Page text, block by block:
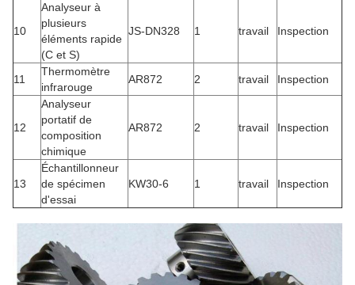
10
Analyseur à
plusieurs
éléments rapide
(C et S)
JS-DN328 1 travail Inspection
11
Thermomètre
infrarouge
AR872 2 travail Inspection
12
Analyseur
portatif de
composition
chimique
AR872 2 travail Inspection
13
Échantillonneur
de spécimen
d'essai
KW30-6 1 travail Inspection